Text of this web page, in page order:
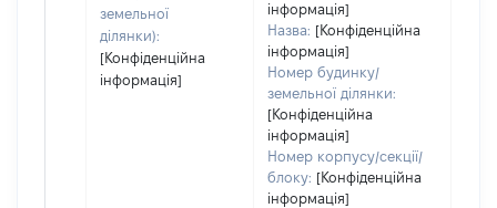
земельної
ділянки):
[Конфіденційна
інформація]
інформація]
Назва: [Конфіденційна
інформація]
Номер будинку/
земельної ділянки:
[Конфіденційна
інформація]
Номер корпусу/секції/
блоку: [Конфіденційна
інформація]